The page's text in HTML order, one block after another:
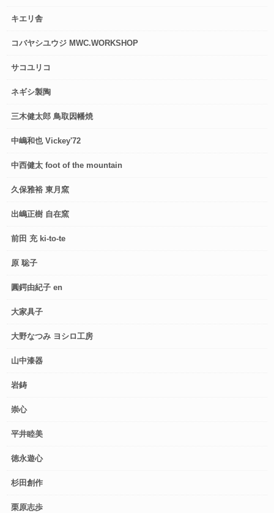
キエリ舎
コバヤシユウジ MWC.WORKSHOP
サコユリコ
ネギシ製陶
三木健太郎 鳥取因幡焼
中嶋和也 Vickey'72
中西健太 foot of the mountain
久保雅裕 東月窯
出嶋正樹 自在窯
前田 充 ki-to-te
原 聡子
圓鍔由紀子 en
大家具子
大野なつみ ヨシロ工房
山中漆器
岩鋳
崇心
平井睦美
徳永遊心
杉田創作
栗原志歩